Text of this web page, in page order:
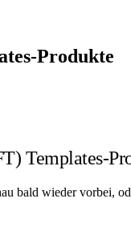
Produkte
Templates-
bald wieder vorbei,